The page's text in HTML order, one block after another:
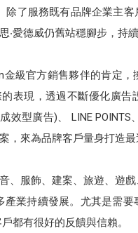
除了服務既有品牌企業主
愛德威仍舊站穩腳步，持續
金級官方銷售夥伴的肯定
表現，透過不斷優化廣告
型廣告)、 LINE POINTS
來為品牌客戶量身打造最
、服飾、建案、旅遊、遊
業持續發展。尤其是需
都有很好的反饋與信賴。